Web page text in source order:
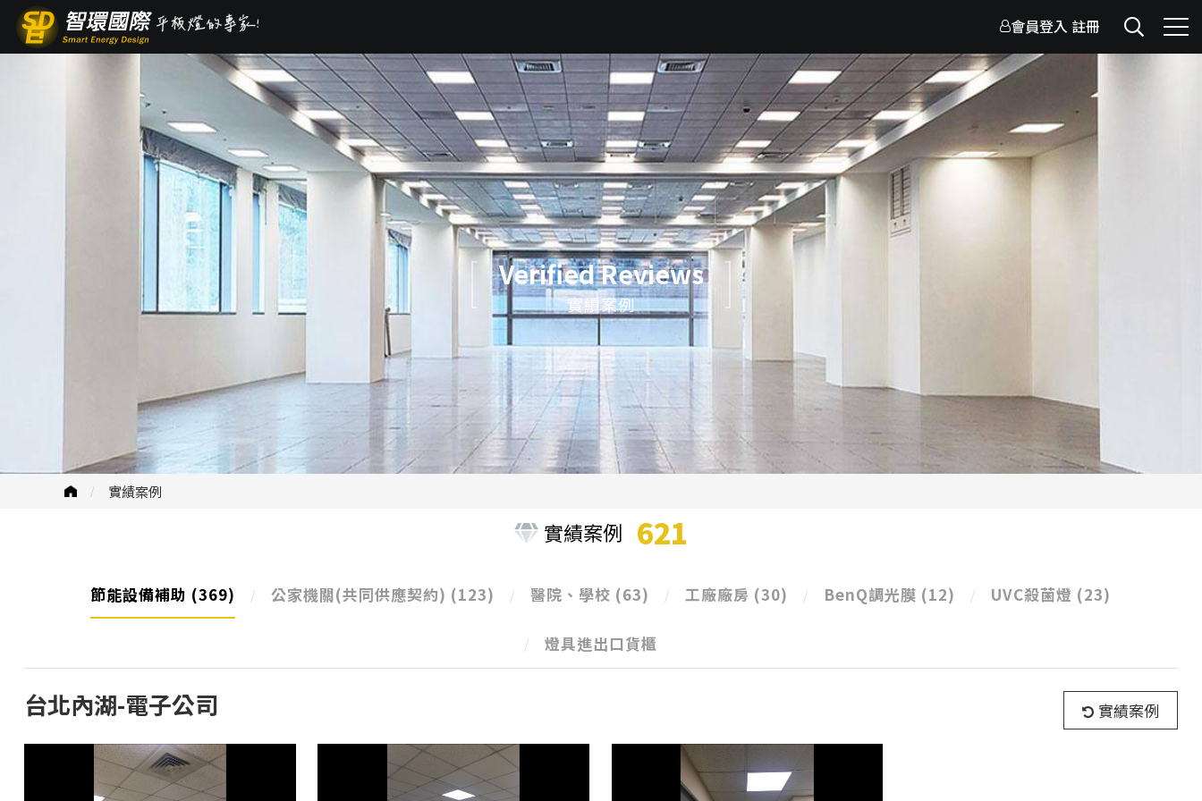
會員登入 註冊
Verified Reviews
實績案例
實績案例
實績案例 621
節能設備補助 (369) 公家機關(共同供應契約) (123) 醫院、學校 (63) 工廠廠房 (30) BenQ調光膜 (12) UVC殺菌燈 (23)
燈具進出口貨櫃
台北內湖-電子公司 實績案例